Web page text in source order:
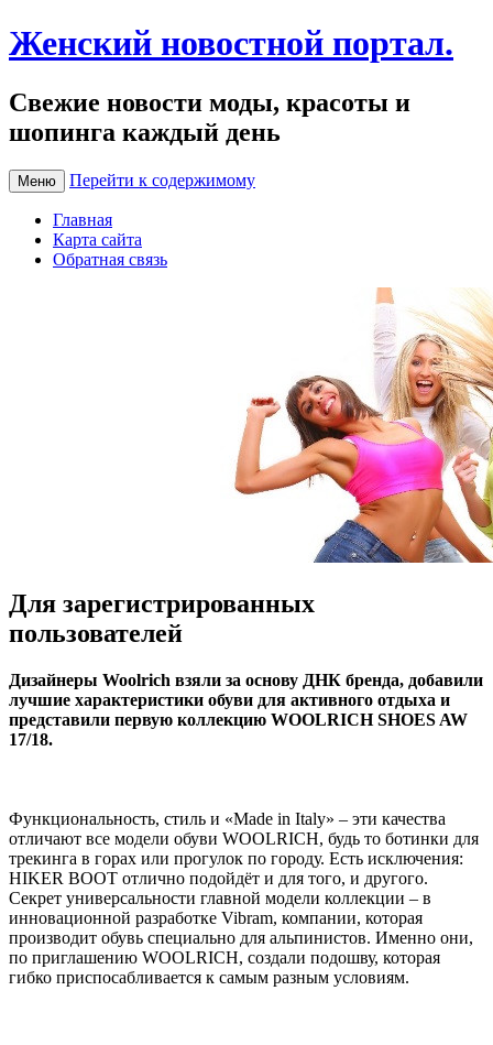
Женский новостной портал.
Свежие новости моды, красоты и
шопинга каждый день
Меню Перейти к содержимому
Главная
Карта сайта
Обратная связь
Для зарегистрированных
пользователей
Дизaйнeры Woolrich взяли за основу ДНК бренда, добавили
лучшие характеристики обуви для активного отдыха и
представили первую коллекцию WOOLRICH SHOES AW
17/18.
Функциональность, стиль и «Made in Italy» – эти качества
отличают все модели обуви WOOLRICH, будь то ботинки для
трекинга в горах или прогулок по городу. Есть исключения:
HIKER BOOT отлично подойдёт и для того, и другого.
Секрет универсальности главной модели коллекции – в
инновационной разработке Vibram, компании, которая
производит обувь специально для альпинистов. Именно они,
по приглашению WOOLRICH, создали подошву, которая
гибко приспосабливается к самым разным условиям.